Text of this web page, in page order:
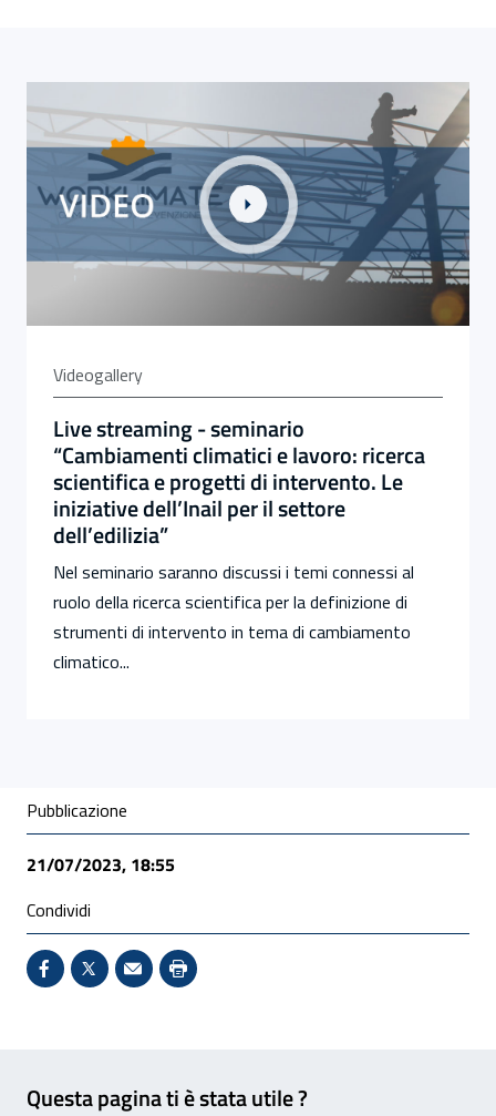
Link alla Gallery Live streaming - seminario
Videogallery
Live streaming - seminario
“Cambiamenti climatici e lavoro: ricerca
scientifica e progetti di intervento. Le
iniziative dell’Inail per il settore
dell’edilizia”
Nel seminario saranno discussi i temi connessi al
ruolo della ricerca scientifica per la definizione di
strumenti di intervento in tema di cambiamento
climatico...
Condivisione social
Pubblicazione
21/07/2023, 18:55
Condividi
Condividi su Facebook - Sito esterno - Apertura in
X - Sito esterno - Apertura in nuova finestra
Invio Mail: apre il programma di posta
Stampa pagina: scelta meno
Questa pagina ti è stata utile ?